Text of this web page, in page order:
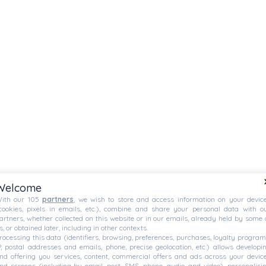
our 105partners, we wish to store and access information on your
pixels in emails, etc.), combine and share your personal data with
whether collected on this website or in our emails, already held by some
or obtained later, including in other contexts.
this data (identifiers, browsing, preferences, purchases, loyalty
postal addresses and emails, phone, precise geolocation, etc.) allows
offering you services, content, commercial offers and ads across your